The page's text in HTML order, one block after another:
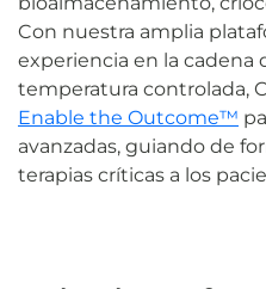
Con nuestra amplia
experiencia en la cadena
temperatura controlada,
Enable the Outcome™
avanzadas, guiando de
terapias críticas a los